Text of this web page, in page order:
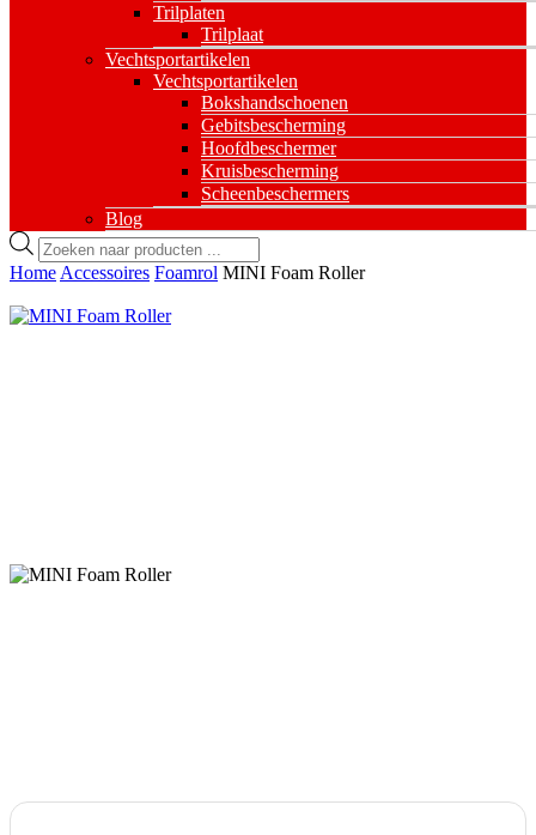
Trilplaten
Trilplaat
Vechtsportartikelen
Vechtsportartikelen
Bokshandschoenen
Gebitsbescherming
Hoofdbeschermer
Kruisbescherming
Scheenbeschermers
Blog
Producten
zoeken
Home Accessoires Foamrol MINI Foam Roller